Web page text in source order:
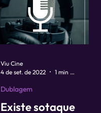
Existe sotaque
Dublagem
Viu Cine
4 de set. de 2022
1 min de leitura